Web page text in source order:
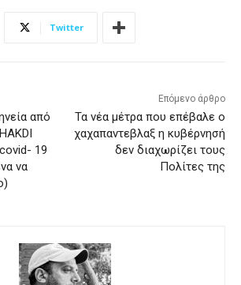
Twitter
από
19
να
Επόμενο άρθρο
Τα νέα μέτρα που επέβαλε ο
χαχαπαντεβλαξ η κυβέρνησή
δεν διαχωρίζει τους
Πολίτες της